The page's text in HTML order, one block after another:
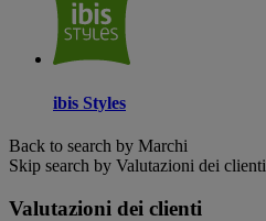
ibis Styles
Back to search by Marchi
Skip search by Valutazioni dei clienti
Valutazioni dei clienti